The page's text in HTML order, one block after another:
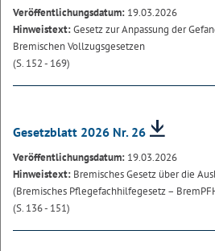
Veröffentlichungsdatum: 19.03.2026
Hinweistext:Gesetz zur Anpassung der
Bremischen Vollzugsgesetzen
(S. 152 - 169)
Gesetzblatt 2026 Nr. 26
Veröffentlichungsdatum: 19.03.2026
Hinweistext: Bremisches Gesetz über die
(Bremisches Pflegefachhilfegesetz –
(S. 136 - 151)